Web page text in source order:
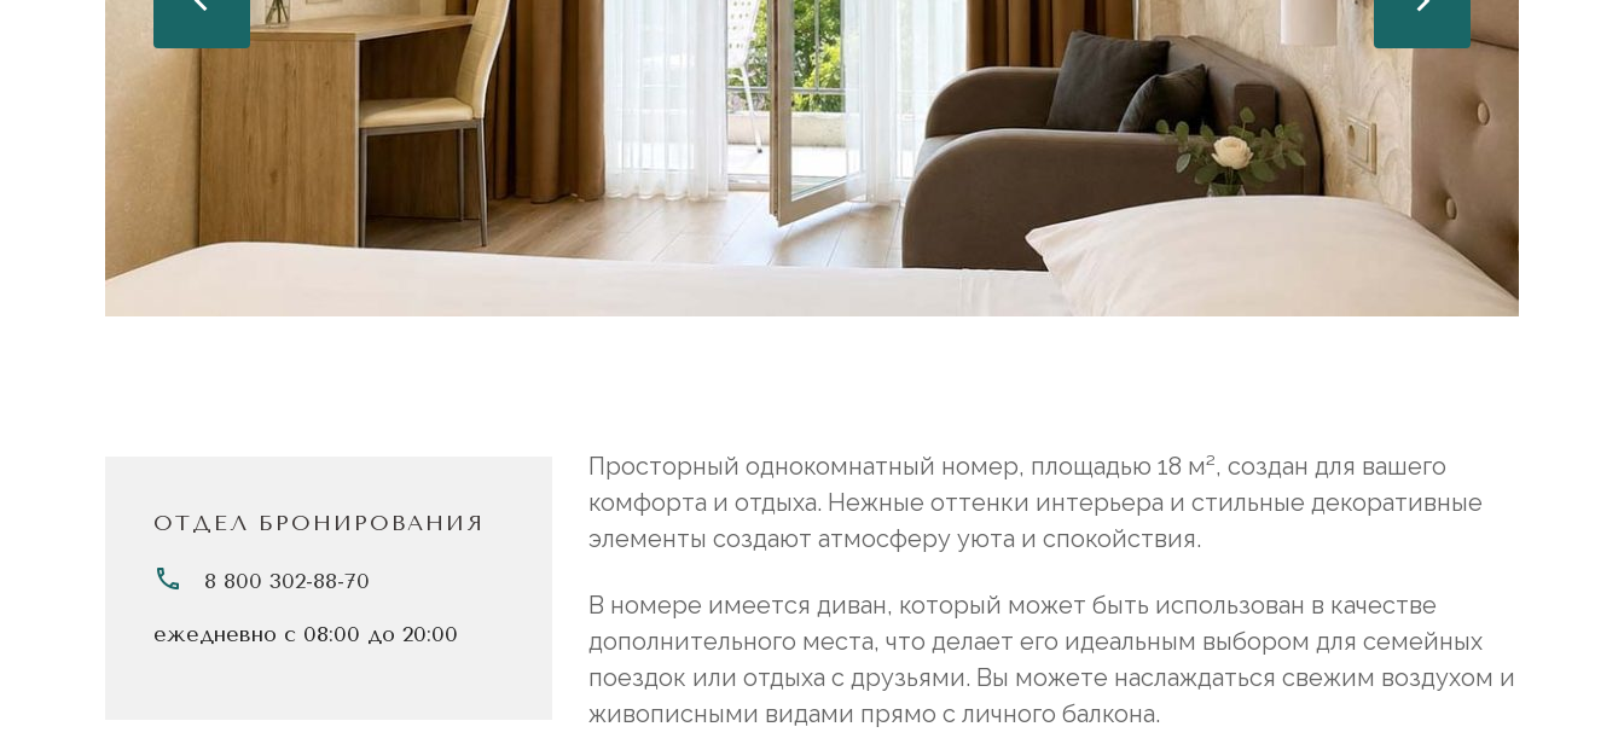
Просторный однокомнатный номер, площадью 18 м², создан для вашего
комфорта и отдыха. Нежные оттенки интерьера и стильные декоративные
элементы создают атмосферу уюта и спокойствия.
В номере имеется диван, который может быть использован в качестве
дополнительного места, что делает его идеальным выбором для семейных
поездок или отдыха с друзьями. Вы можете наслаждаться свежим воздухом и
живописными видами прямо с личного балкона.
ОТДЕЛ БРОНИРОВАНИЯ
8 800 302-88-70
ежедневно с 08:00 до 20:00